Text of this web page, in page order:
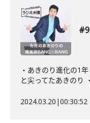
・あきのり進化の1
と尖ってたあきのり
2024.03.20 |00:30:52